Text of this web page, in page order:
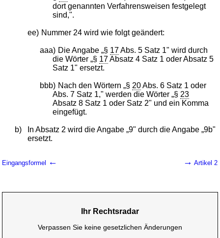
dort genannten Verfahrensweisen festgelegt
sind,".
ee) Nummer 24 wird wie folgt geändert:
aaa) Die Angabe „§ 17Abs. 5 Satz 1" wird durch
die Wörter „§ 17Absatz 4 Satz 1 oder Absatz 5
Satz 1" ersetzt.
bbb) Nach den Wörtern „§ 20Abs. 6 Satz 1 oder
Abs. 7 Satz 1," werden die Wörter „§ 23
Absatz 8 Satz 1 oder Satz 2" und ein Komma
eingefügt.
b)
In Absatz 2 wird die Angabe „9" durch die Angabe „9b"
ersetzt.
Eingangsformel ← → Artikel 2
Ihr Rechtsradar
Verpassen Sie keine gesetzlichen Änderungen